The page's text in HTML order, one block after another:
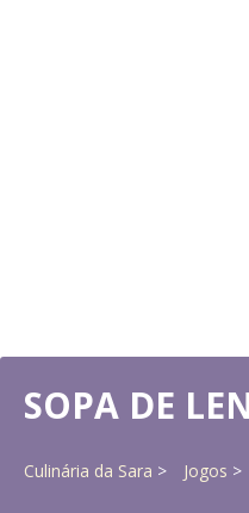
SOPA DE
Culinária da Sara Jogos